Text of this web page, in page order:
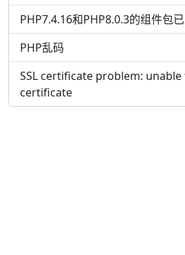
PHP7.4.16和PHP8.0.3的组件包
PHP乱码
SSL certificate problem:
certificate